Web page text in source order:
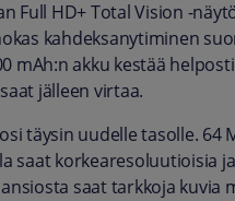
Full HD+ Total Vision -
kahdeksanytiminen
mAh:n akku kestää
jälleen virtaa.
täysin uudelle tasolle. 64
saat korkearesoluutioisia
saat tarkkoja kuvia